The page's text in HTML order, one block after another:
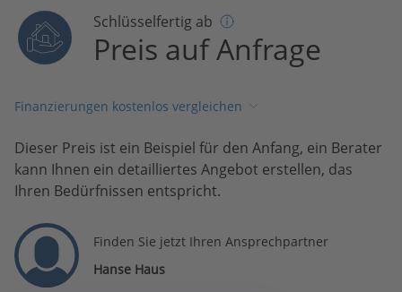
Schlüsselfertig ab
Preis auf Anfrage
Finanzierungen kostenlos vergleichen
Dieser Preis ist ein Beispiel für den Anfang, ein Berater
kann Ihnen ein detailliertes Angebot erstellen, das
Ihren Bedürfnissen entspricht.
Finden Sie jetzt Ihren Ansprechpartner
Hanse Haus